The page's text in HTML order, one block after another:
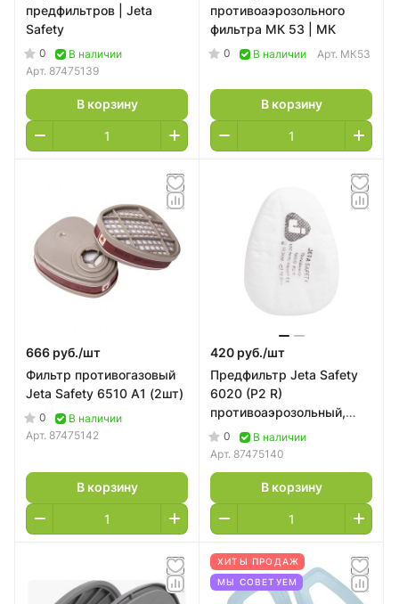
предфильтров | Jeta
Safety
0
В наличии
Арт. 87475139
В корзину
противоаэрозольного
фильтра МК 53 | МК
0 В наличии Арт. МК53
В корзину
666 руб./шт
Фильтр противогазовый
Jeta Safety 6510 А1 (2шт)
0
В наличии
Арт. 87475142
В корзину
420 руб./шт
Предфильтр Jeta Safety
6020 (P2 R)
противоаэрозольный,
(4шт)
0
В наличии
Арт. 87475140
В корзину
ХИТЫ ПРОДАЖ
МЫ СОВЕТУЕМ